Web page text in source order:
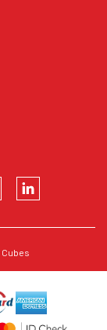
Cubes